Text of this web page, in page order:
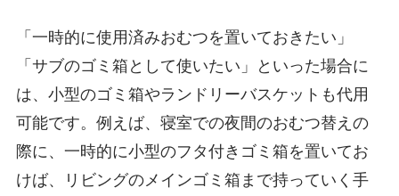
「一時的に使用済みおむつを置いておきたい」
「サブのゴミ箱として使いたい」といった場合に
は、小型のゴミ箱やランドリーバスケットも代用
可能です。例えば、寝室での夜間のおむつ替えの
際に、一時的に小型のフタ付きゴミ箱を置いてお
けば、リビングのメインゴミ箱まで持っていく手